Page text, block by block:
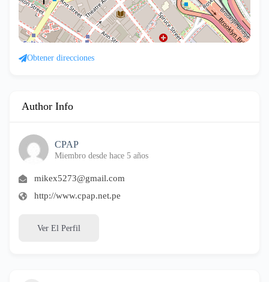
Obtener direcciones
Author Info
CPAP
Miembro desde hace 5 años
mikex5273@gmail.com
http://www.cpap.net.pe
Ver El Perfil